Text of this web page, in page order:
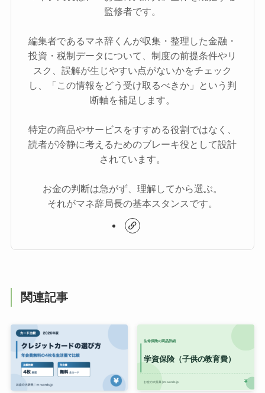
監修者です。
編集者であるマネ辞くんが収集・整理した金融・
投資・税制データについて、制度の前提条件やリ
スク、誤解が生じやすい点がないかをチェック
し、「この情報をどう受け取るべきか」という判
断軸を補足します。
特定の商品やサービスをすすめる役割ではなく、
読者が冷静に考えるためのブレーキ役として設計
されています。
お金の判断は急がず、理解してから選ぶ。
それがマネ辞局長の基本スタンスです。
関連記事